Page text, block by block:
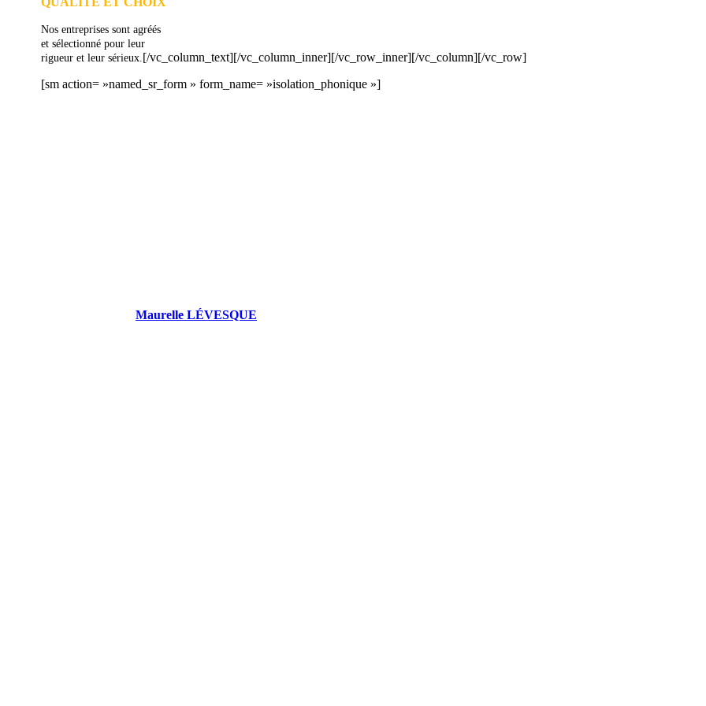
Nos entreprises sont agréés
et sélectionné pour leur
rigueur et leur sérieux.[/vc_column_text][/vc_column_inner][/vc_row_inner][/vc_column][/vc_row]
[sm action= »named_sr_form » form_name= »isolation_phonique »]
Maurelle LÉVESQUE